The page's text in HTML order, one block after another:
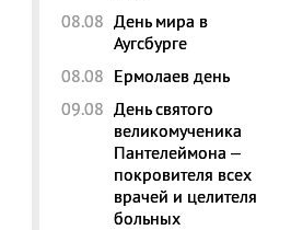
08.08 День мира в
Аугсбурге
08.08 Ермолаев день
09.08 День святого
великомученика
Пантелеймона –
покровителя всех
врачей и целителя
больных